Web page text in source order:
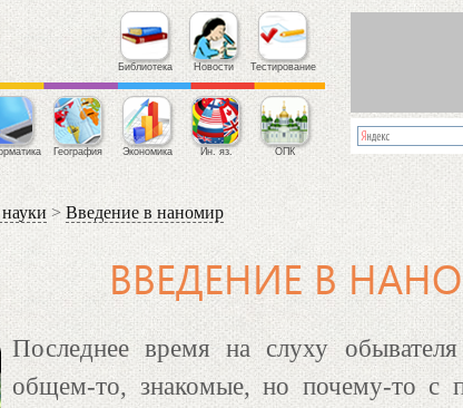
Библиотека Новости Тестирование
География Экономика Ин. яз. ОПК
>Введение в наномир
ВВЕДЕНИЕ В
Последнее время на слуху
общем-то, знакомые, но почему-то с